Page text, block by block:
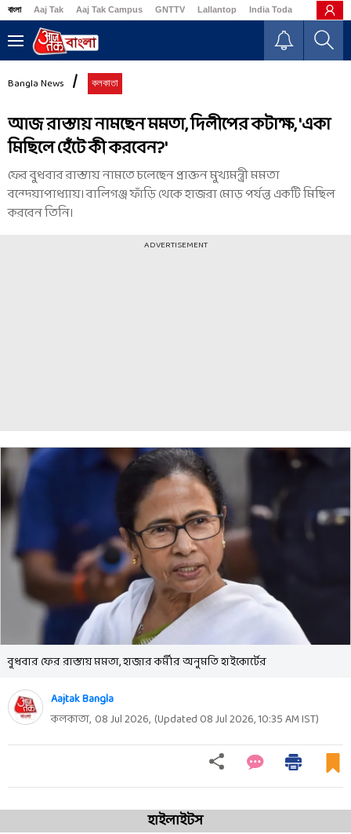
বাংলা Aaj Tak Aaj Tak Campus GNTTV Lallantop India Today Business
Bangla News কলকাতা
আজ রাস্তায় নামছেন মমতা, দিলীপের কটাক্ষ, 'একা
মিছিলে হেঁটে কী করবেন?'
ফের বুধবার রাস্তায় নামতে চলেছেন প্রাক্তন মুখ্যমন্ত্রী মমতা
বন্দ্য়োপাধ্যায়। বালিগঞ্জ ফাঁড়ি থেকে হাজরা মোড় পর্যন্ত একটি মিছিল
করবেন তিনি।
ADVERTISEMENT
বুধবার ফের রাস্তায় মমতা, হাজার কর্মীর অনুমতি হাইকোর্টের
Aajtak Bangla
কলকাতা, 08 Jul 2026, (Updated 08 Jul 2026, 10:35 AMIST)
হাইলাইটস